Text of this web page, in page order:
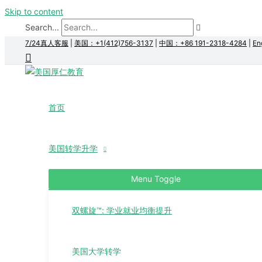
Skip to content
Search...
7/24真人客服 美国：+1(412)756-3137 中国：+86 191-2318-4284
首页
美国转学升学
Menu Toggle
双螺旋™: 学业就业均衡提升
美国大学转学